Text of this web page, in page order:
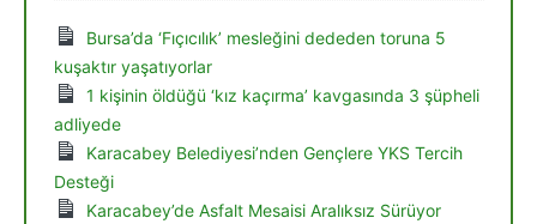
Bursa’da ‘Fıçıcılık’ mesleğini dededen toruna 5
kuşaktır yaşatıyorlar
1 kişinin öldüğü ‘kız kaçırma’ kavgasında 3 şüpheli
adliyede
Karacabey Belediyesi’nden Gençlere YKS Tercih
Desteği
Karacabey’de Asfalt Mesaisi Aralıksız Sürüyor